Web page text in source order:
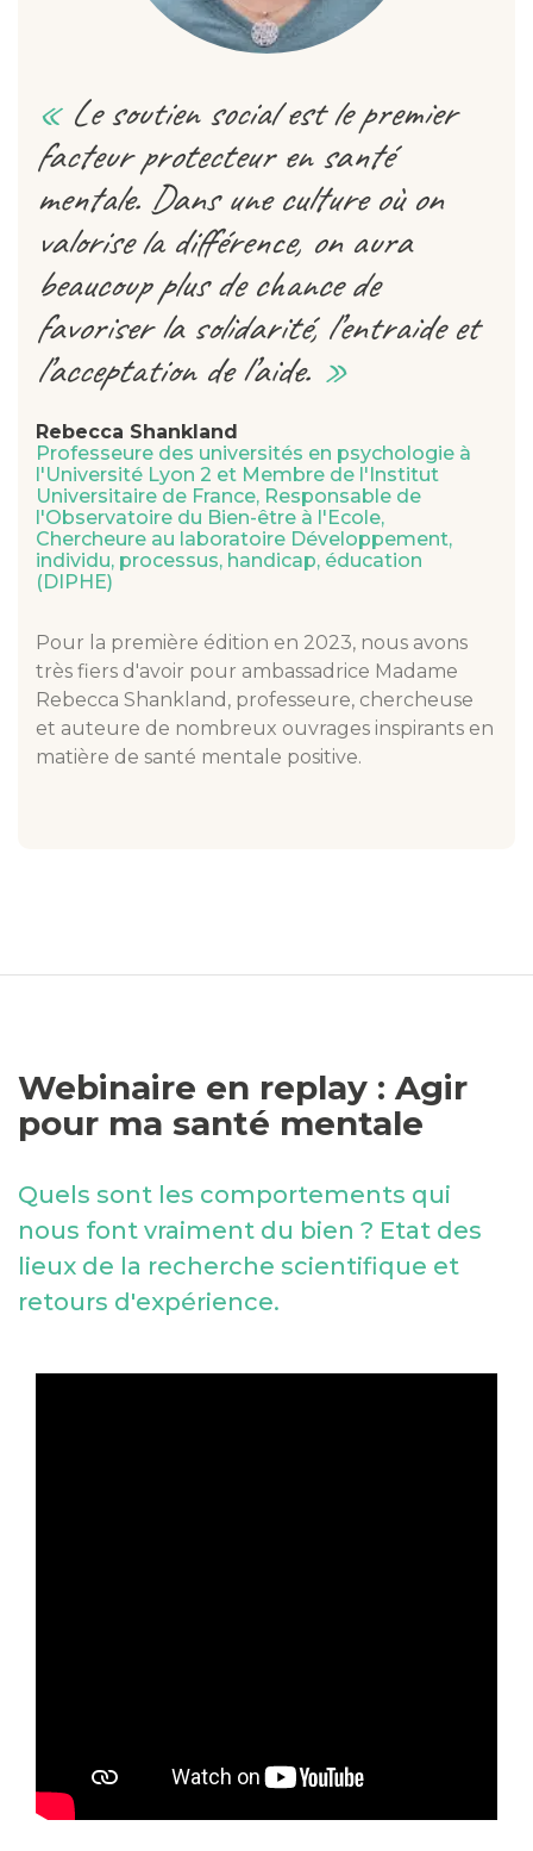
Le soutien social est le premier
facteur protecteur en santé
mentale. Dans une culture où on
valorise la différence, on aura
beaucoup plus de chance de
favoriser la solidarité, l’entraide et
l’acceptation de l’aide.
Rebecca Shankland
Professeure des universités en psychologie à
l'Université Lyon 2 et Membre de l'Institut
Universitaire de France, Responsable de
l'Observatoire du Bien-être à l'Ecole,
Chercheure au laboratoire Développement,
individu, processus, handicap, éducation
(DIPHE)
Pour la première édition en 2023, nous avons
très fiers d'avoir pour ambassadrice Madame
Rebecca Shankland, professeure, chercheuse
et auteure de nombreux ouvrages inspirants en
matière de santé mentale positive.
Webinaire en replay : Agir
pour ma santé mentale
Quels sont les comportements qui
nous font vraiment du bien ? Etat des
lieux de la recherche scientifique et
retours d'expérience.